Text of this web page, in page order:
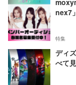
nex7」
特集
ディ
べて